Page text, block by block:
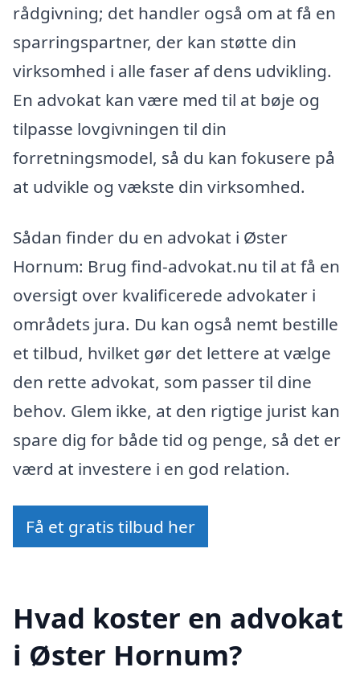
rådgivning; det handler også om at få en
sparringspartner, der kan støtte din
virksomhed i alle faser af dens udvikling.
En advokat kan være med til at bøje og
tilpasse lovgivningen til din
forretningsmodel, så du kan fokusere på
at udvikle og vækste din virksomhed.
Sådan finder du en advokat i Øster
Hornum: Brug find-advokat.nu til at få en
oversigt over kvalificerede advokater i
områdets jura. Du kan også nemt bestille
et tilbud, hvilket gør det lettere at vælge
den rette advokat, som passer til dine
behov. Glem ikke, at den rigtige jurist kan
spare dig for både tid og penge, så det er
værd at investere i en god relation.
Få et gratis tilbud her
Hvad koster en advokat
i Øster Hornum?